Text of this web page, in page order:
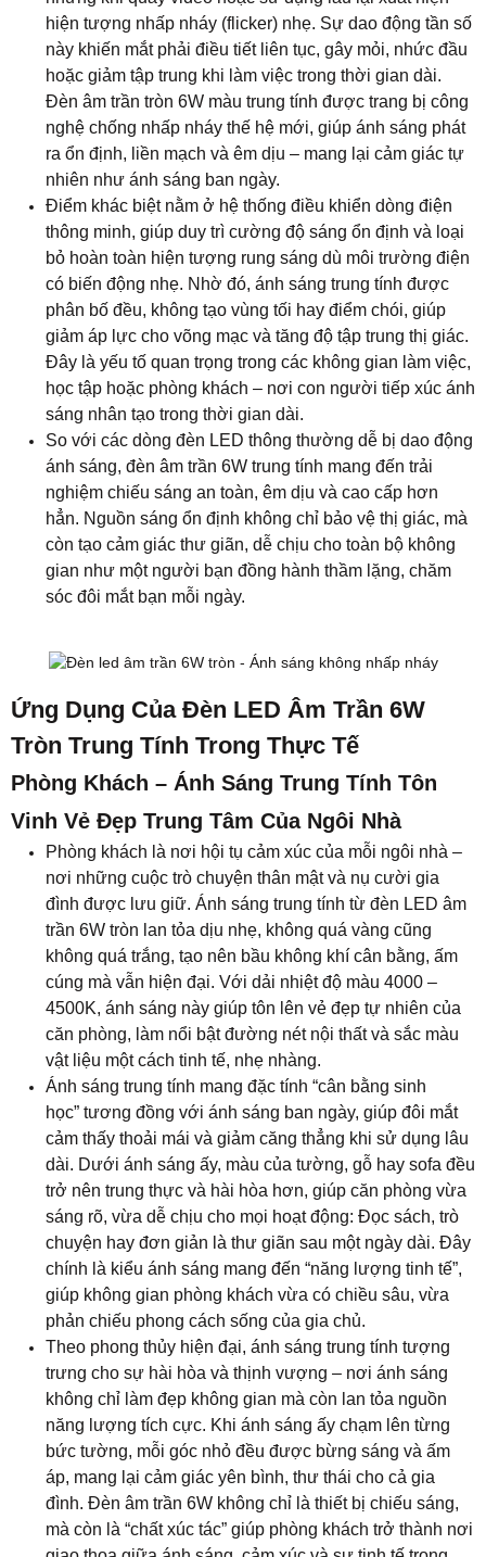
có biến động nhẹ. Nhờ đó, ánh sáng trung tính được
phân bố đều, không tạo vùng tối hay điểm chói, giúp
giảm áp lực cho võng mạc và tăng độ tập trung thị giác.
Đây là yếu tố quan trọng trong các không gian làm việc,
học tập hoặc phòng khách – nơi con người tiếp xúc ánh
sáng nhân tạo trong thời gian dài.
So với các dòng đèn LED thông thường dễ bị dao động
ánh sáng, đèn âm trần 6W trung tính mang đến trải
nghiệm chiếu sáng an toàn, êm dịu và cao cấp hơn
hẳn. Nguồn sáng ổn định không chỉ bảo vệ thị giác, mà
còn tạo cảm giác thư giãn, dễ chịu cho toàn bộ không
gian như một người bạn đồng hành thầm lặng, chăm
sóc đôi mắt bạn mỗi ngày.
Ứng Dụng Của Đèn LED Âm Trần 6W
Tròn Trung Tính Trong Thực Tế
Phòng Khách – Ánh Sáng Trung Tính Tôn
Vinh Vẻ Đẹp Trung Tâm Của Ngôi Nhà
Phòng khách là nơi hội tụ cảm xúc của mỗi ngôi nhà –
nơi những cuộc trò chuyện thân mật và nụ cười gia
trần 6W tròn lan tỏa dịu nhẹ, không quá vàng cũng
cúng mà vẫn hiện đại. Với dải nhiệt độ màu 4000 –
4500K, ánh sáng này giúp tôn lên vẻ đẹp tự nhiên của
căn phòng, làm nổi bật đường nét nội thất và sắc màu
vật liệu một cách tinh tế, nhẹ nhàng.
Ánh sáng trung tính mang đặc tính “cân bằng sinh
học” tương đồng với ánh sáng ban ngày, giúp đôi mắt
cảm thấy thoải mái và giảm căng thẳng khi sử dụng lâu
dài. Dưới ánh sáng ấy, màu của tường, gỗ hay sofa đều
trở nên trung thực và hài hòa hơn, giúp căn phòng vừa
sáng rõ, vừa dễ chịu cho mọi hoạt động: Đọc sách, trò
chuyện hay đơn giản là thư giãn sau một ngày dài. Đây
chính là kiểu ánh sáng mang đến “năng lượng tinh tế”,
giúp không gian phòng khách vừa có chiều sâu, vừa
phản chiếu phong cách sống của gia chủ.
Theo phong thủy hiện đại, ánh sáng trung tính tượng
trưng cho sự hài hòa và thịnh vượng – nơi ánh sáng
không chỉ làm đẹp không gian mà còn lan tỏa nguồn
năng lượng tích cực. Khi ánh sáng ấy chạm lên từng
bức tường, mỗi góc nhỏ đều được bừng sáng và ấm
áp, mang lại cảm giác yên bình, thư thái cho cả gia
đình. Đèn âm trần 6W không chỉ là thiết bị chiếu sáng,
mà còn là “chất xúc tác” giúp phòng khách trở thành nơi
giao thoa giữa ánh sáng, cảm xúc và sự tinh tế trong
thẩm mỹ sống.
Nhà Bếp – Ánh Sáng Trung Tính Cho Không
Gian Nấu Nướng Tinh Tế Và Ấm Cúng
Nhà bếp không chỉ là nơi nấu nướng mà còn là trái tim
của ngôi nhà – nơi mọi bữa ăn trở thành những khoảnh
khắc gắn kết yêu thương. Ánh sáng trung tính từ đèn
LED âm trần 6W tròn lan tỏa nhẹ nhàng, vừa đủ sáng